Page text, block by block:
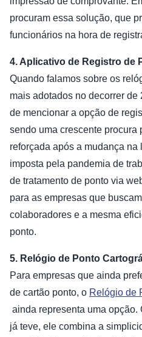
procuram essa solução, que
funcionários na hora de
4. Aplicativo de Registro de
Quando falamos sobre os
mais adotados no decorrer
de mencionar a opção de
sendo uma crescente procura
reforçada após a mudança
imposta pela pandemia de
de tratamento de ponto via
para as empresas que
colaboradores e a mesma
ponto.
5. Relógio de Ponto
Para empresas que ainda
de cartão ponto, o Relógio de
ainda representa uma
já teve, ele combina a